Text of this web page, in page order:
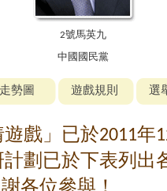
2號馬英九
中國國民黨
走勢圖 遊戲規則 選
戲」已於2011年
計劃已於下表列出